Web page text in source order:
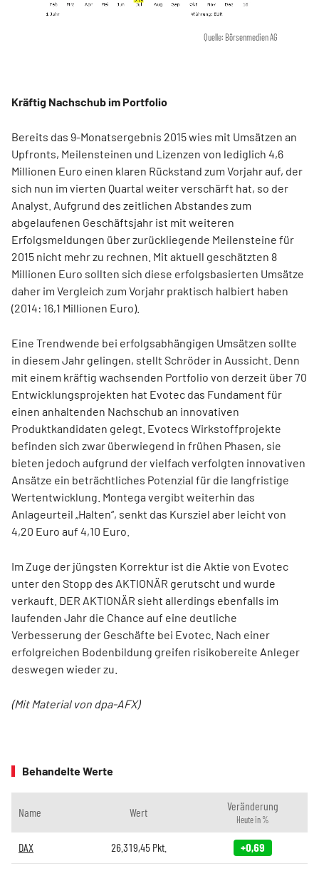
Quelle: Börsenmedien AG
Kräftig Nachschub im Portfolio
Bereits das 9-Monatsergebnis 2015 wies mit Umsätzen an
Upfronts, Meilensteinen und Lizenzen von lediglich 4,6
Millionen Euro einen klaren Rückstand zum Vorjahr auf, der
sich nun im vierten Quartal weiter verschärft hat, so der
Analyst. Aufgrund des zeitlichen Abstandes zum
abgelaufenen Geschäftsjahr ist mit weiteren
Erfolgsmeldungen über zurückliegende Meilensteine für
2015 nicht mehr zu rechnen. Mit aktuell geschätzten 8
Millionen Euro sollten sich diese erfolgsbasierten Umsätze
daher im Vergleich zum Vorjahr praktisch halbiert haben
(2014: 16,1 Millionen Euro).
Eine Trendwende bei erfolgsabhängigen Umsätzen sollte
in diesem Jahr gelingen, stellt Schröder in Aussicht. Denn
mit einem kräftig wachsenden Portfolio von derzeit über 70
Entwicklungsprojekten hat Evotec das Fundament für
einen anhaltenden Nachschub an innovativen
Produktkandidaten gelegt. Evotecs Wirkstoffprojekte
befinden sich zwar überwiegend in frühen Phasen, sie
bieten jedoch aufgrund der vielfach verfolgten innovativen
Ansätze ein beträchtliches Potenzial für die langfristige
Wertentwicklung. Montega vergibt weiterhin das
Anlageurteil „Halten“, senkt das Kursziel aber leicht von
4,20 Euro auf 4,10 Euro.
Im Zuge der jüngsten Korrektur ist die Aktie von Evotec
unter den Stopp des AKTIONÄR gerutscht und wurde
verkauft. DER AKTIONÄR sieht allerdings ebenfalls im
laufenden Jahr die Chance auf eine deutliche
Verbesserung der Geschäfte bei Evotec. Nach einer
erfolgreichen Bodenbildung greifen risikobereite Anleger
deswegen wieder zu.
(Mit Material von dpa-AFX)
Behandelte Werte
Name Wert Veränderung
Heute in %
DAX 26.319,45Pkt. +0,69